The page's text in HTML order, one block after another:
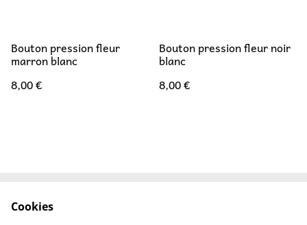
Bouton pression fleur
marron blanc
8,00 €
Bouton pression fleur noir
blanc
8,00 €
Cookies